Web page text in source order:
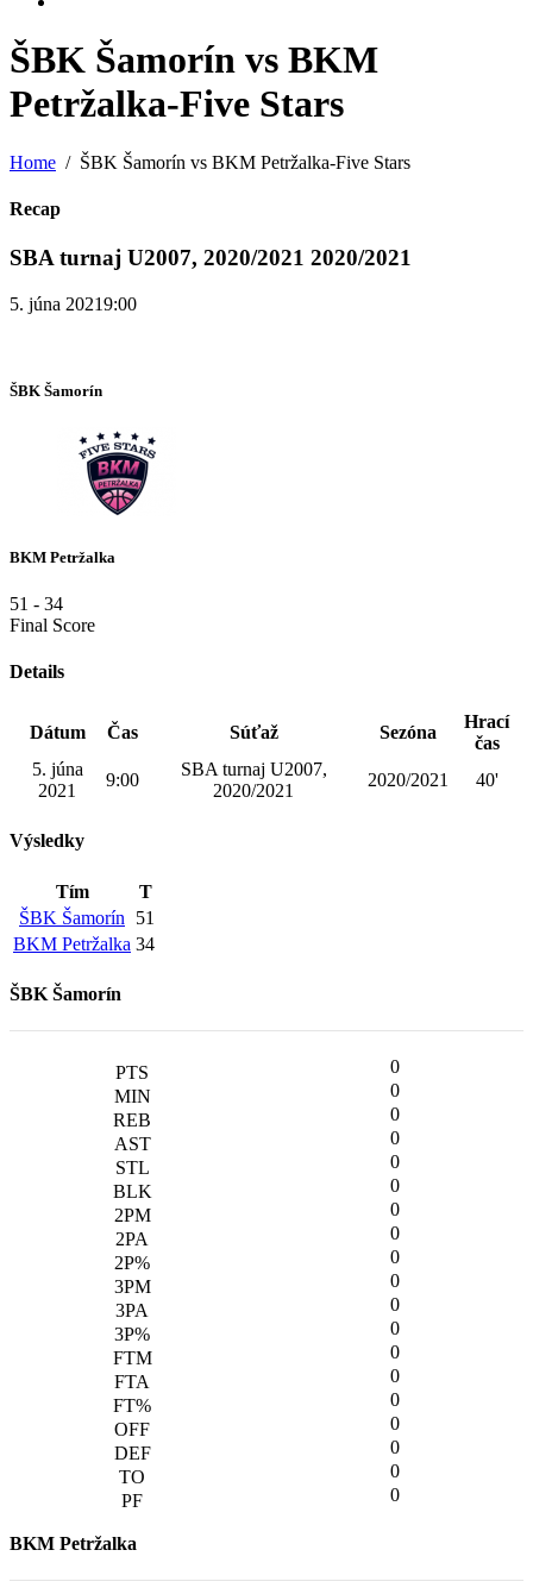
ŠBK Šamorín vs BKM
Petržalka-Five Stars
Home ŠBK Šamorín vs BKM Petržalka-Five Stars
Recap
SBA turnaj U2007, 2020/2021 2020/2021
5. júna 20219:00
ŠBK Šamorín
BKM Petržalka
51 - 34
Final Score
Details
Dátum Čas Súťaž Sezóna
Hrací
čas
5. júna
2021
9:00
SBA turnaj U2007,
2020/2021
2020/2021 40'
Výsledky
Tím
T
ŠBK Šamorín
51
BKM Petržalka 34
ŠBK Šamorín
0
0
0
0
0
0
0
0
0
0
0
0
0
0
0
0
0
0
0
BKM Petržalka